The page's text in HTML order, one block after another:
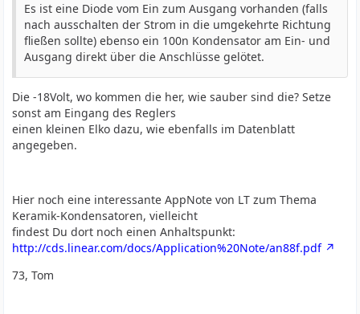
Es ist eine Diode vom Ein zum Ausgang vorhanden (falls
nach ausschalten der Strom in die umgekehrte Richtung
fließen sollte) ebenso ein 100n Kondensator am Ein- und
Ausgang direkt über die Anschlüsse gelötet.
Die -18Volt, wo kommen die her, wie sauber sind die? Setze
sonst am Eingang des Reglers
einen kleinen Elko dazu, wie ebenfalls im Datenblatt
angegeben.
Hier noch eine interessante AppNote von LT zum Thema
Keramik-Kondensatoren, vielleicht
findest Du dort noch einen Anhaltspunkt:
http://cds.linear.com/docs/Application%20Note/an88f.pdf
73, Tom